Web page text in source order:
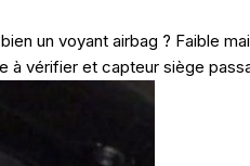
un voyant airbag ? Faible
à vérifier et capteur siège